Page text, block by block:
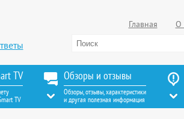
TV
TV
Обзоры и отзывы
Обзоры, отзывы, характеристики
и другая полезная информация
Главная О